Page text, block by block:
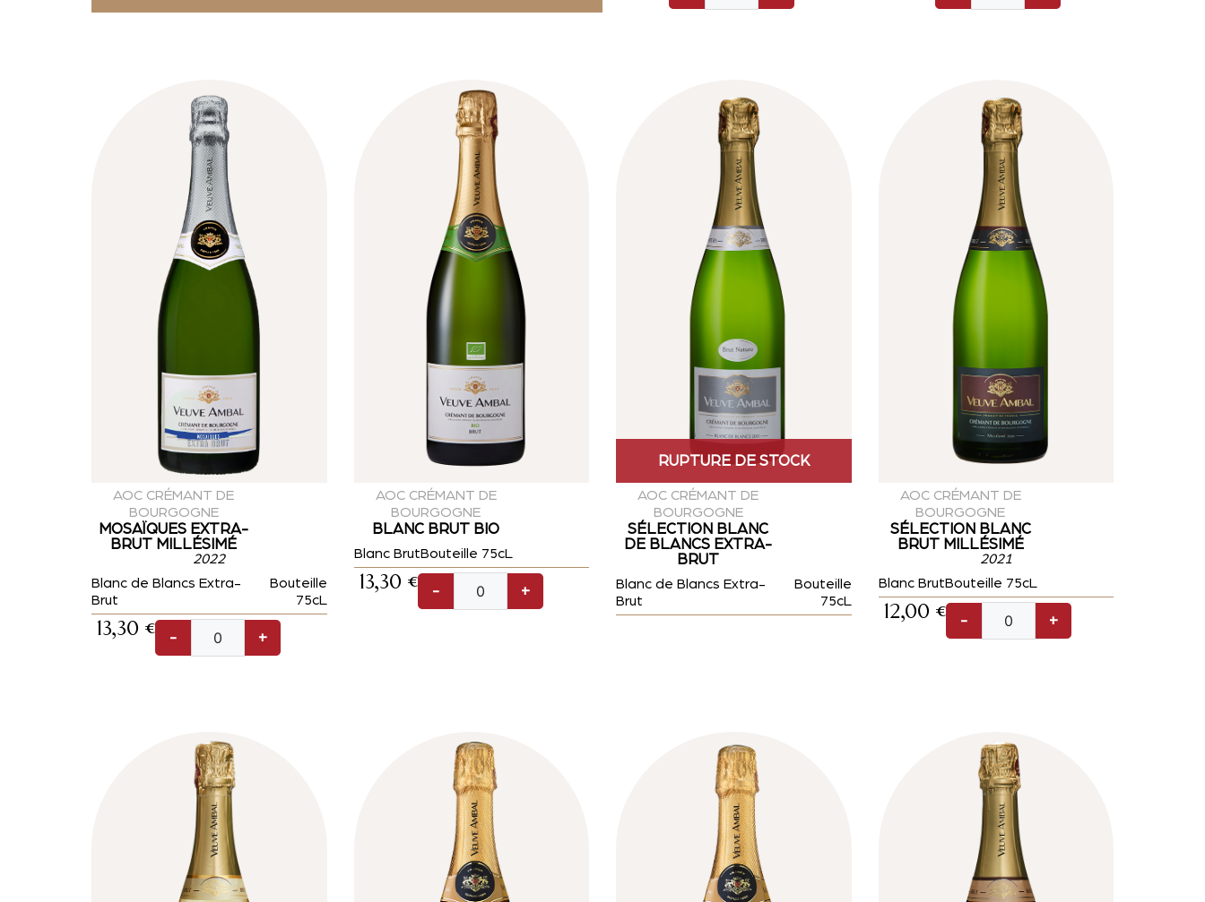
AOC CRÉMANT DE
BOURGOGNE
MOSAÏQUES EXTRA-
BRUT MILLÉSIMÉ
2022
Blanc de Blancs Extra-
Brut
Bouteille
75cL
13,30 € - +
AOC CRÉMANT DE
BOURGOGNE
BLANC BRUT BIO
Blanc BrutBouteille 75cL
13,30 € - +
RUPTURE DE STOCK
AOC CRÉMANT DE
BOURGOGNE
SÉLECTION BLANC
DE BLANCS EXTRA-
BRUT
Blanc de Blancs Extra-
Brut
Bouteille
75cL
AOC CRÉMANT DE
BOURGOGNE
SÉLECTION BLANC
BRUT MILLÉSIMÉ
2021
Blanc BrutBouteille 75cL
12,00 € - +